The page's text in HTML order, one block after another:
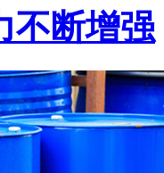
不断增强